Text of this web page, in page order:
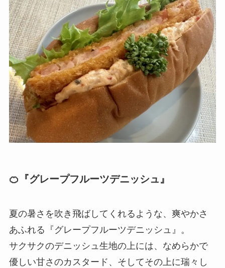
🍊 『グレープフルーツデニッシュ』
夏の暑さを吹き飛ばしてくれるような、爽やかさ
あふれる『グレープフルーツデニッシュ』。
サクサクのデニッシュ生地の上には、なめらかで
優しい甘さのカスタード、そしてその上に瑞々し